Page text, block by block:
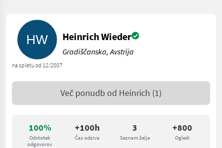
100%
Odstotek
odgovorov
+100h
Čas odziva
3
Seznam želja
+800
Ogledi
na spletu od 12/2007
Heinrich Wieder
Gradiščanska, Avstrija
Več ponudb od Heinrich (1)